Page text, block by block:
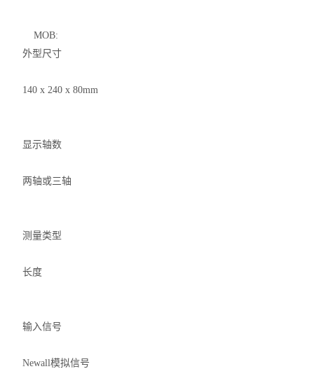
MOB:
外型尺寸
140 x 240 x 80mm
显示轴数
两轴或三轴
测量类型
长度
输入信号
Newall模拟信号